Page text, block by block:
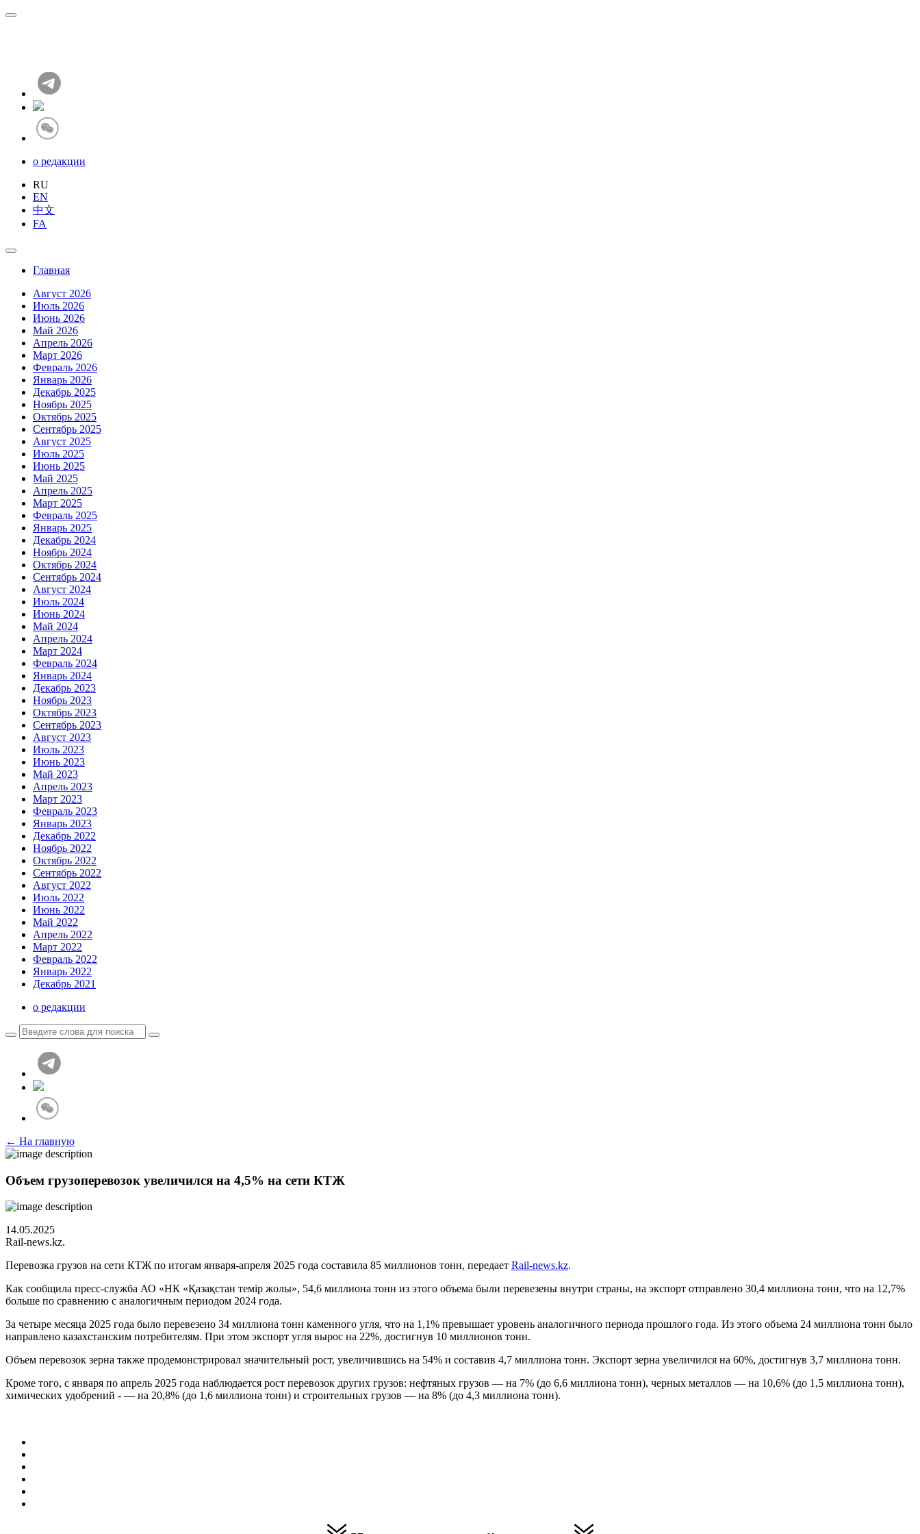
о редакции
RU
EN
中文
FA
Главная
Август 2026
Июль 2026
Июнь 2026
Май 2026
Апрель 2026
Март 2026
Февраль 2026
Январь 2026
Декабрь 2025
Ноябрь 2025
Октябрь 2025
Сентябрь 2025
Август 2025
Июль 2025
Июнь 2025
Май 2025
Апрель 2025
Март 2025
Февраль 2025
Январь 2025
Декабрь 2024
Ноябрь 2024
Октябрь 2024
Сентябрь 2024
Август 2024
Июль 2024
Июнь 2024
Май 2024
Апрель 2024
Март 2024
Февраль 2024
Январь 2024
Декабрь 2023
Ноябрь 2023
Октябрь 2023
Сентябрь 2023
Август 2023
Июль 2023
Июнь 2023
Май 2023
Апрель 2023
Март 2023
Февраль 2023
Январь 2023
Декабрь 2022
Ноябрь 2022
Октябрь 2022
Сентябрь 2022
Август 2022
Июль 2022
Июнь 2022
Май 2022
Апрель 2022
Март 2022
Февраль 2022
Январь 2022
Декабрь 2021
о редакции
← На главную
Объем грузоперевозок увеличился на 4,5% на сети КТЖ
14.05.2025
Rail-news.kz.
Перевозка грузов на сети КТЖ по итогам января-апреля 2025 года составила 85 миллионов тонн, передает Rail-news.kz.
Как сообщила пресс-служба АО «НК «Қазақстан темір жолы», 54,6 миллиона тонн из этого объема были перевезены внутри страны, на экспорт отправлено 30,4 миллиона тонн, что на 12,7%
больше по сравнению с аналогичным периодом 2024 года.
За четыре месяца 2025 года было перевезено 34 миллиона тонн каменного угля, что на 1,1% превышает уровень аналогичного периода прошлого года. Из этого объема 24 миллиона тонн было
направлено казахстанским потребителям. При этом экспорт угля вырос на 22%, достигнув 10 миллионов тонн.
Объем перевозок зерна также продемонстрировал значительный рост, увеличившись на 54% и составив 4,7 миллиона тонн. Экспорт зерна увеличился на 60%, достигнув 3,7 миллиона тонн.
Кроме того, с января по апрель 2025 года наблюдается рост перевозок других грузов: нефтяных грузов — на 7% (до 6,6 миллиона тонн), черных металлов — на 10,6% (до 1,5 миллиона тонн),
химических удобрений - — на 20,8% (до 1,6 миллиона тонн) и строительных грузов — на 8% (до 4,3 миллиона тонн).